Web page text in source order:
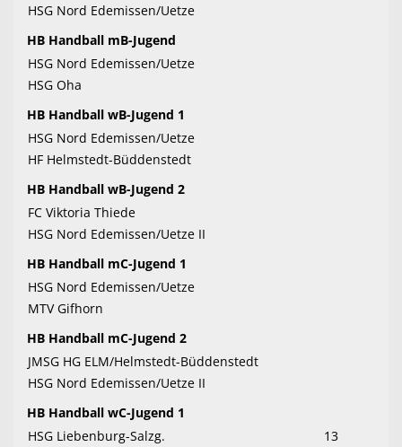
HSG Nord Edemissen/Uetze
HB Handball mB-Jugend
HSG Nord Edemissen/Uetze
HSG Oha
HB Handball wB-Jugend 1
HSG Nord Edemissen/Uetze
HF Helmstedt-Büddenstedt
HB Handball wB-Jugend 2
FC Viktoria Thiede
HSG Nord Edemissen/Uetze II
HB Handball mC-Jugend 1
HSG Nord Edemissen/Uetze
MTV Gifhorn
HB Handball mC-Jugend 2
JMSG HG ELM/Helmstedt-Büddenstedt
HSG Nord Edemissen/Uetze II
HB Handball wC-Jugend 1
HSG Liebenburg-Salzg.
13